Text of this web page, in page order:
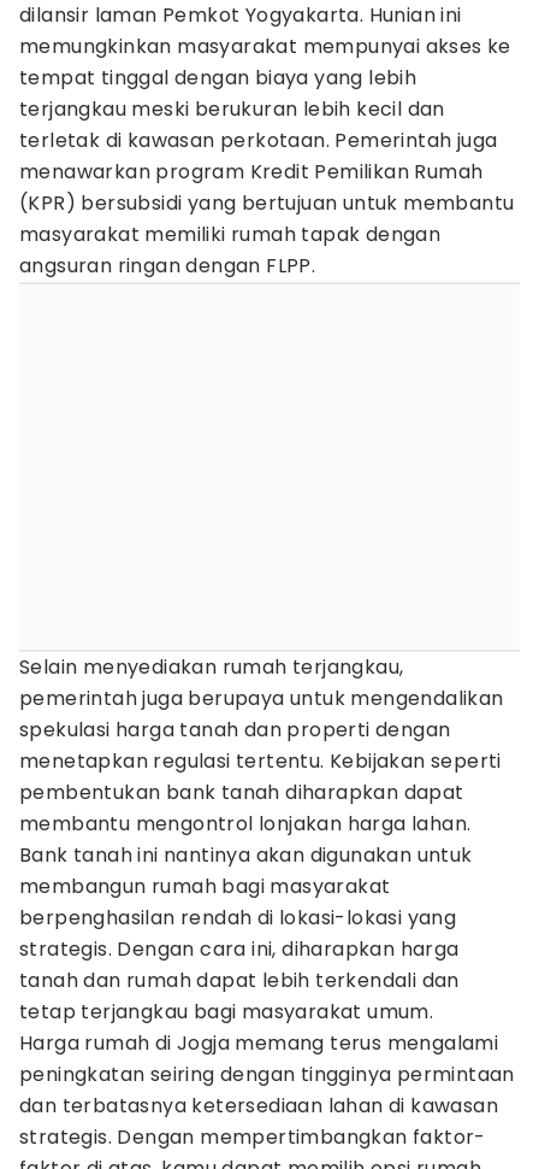
dilansir laman Pemkot Yogyakarta. Hunian ini
memungkinkan masyarakat mempunyai akses ke
tempat tinggal dengan biaya yang lebih
terjangkau meski berukuran lebih kecil dan
terletak di kawasan perkotaan. Pemerintah juga
menawarkan program Kredit Pemilikan Rumah
(KPR) bersubsidi yang bertujuan untuk membantu
masyarakat memiliki rumah tapak dengan
angsuran ringan dengan FLPP.
Selain menyediakan rumah terjangkau,
pemerintah juga berupaya untuk mengendalikan
spekulasi harga tanah dan properti dengan
menetapkan regulasi tertentu. Kebijakan seperti
pembentukan bank tanah diharapkan dapat
membantu mengontrol lonjakan harga lahan.
Bank tanah ini nantinya akan digunakan untuk
membangun rumah bagi masyarakat
berpenghasilan rendah di lokasi-lokasi yang
strategis. Dengan cara ini, diharapkan harga
tanah dan rumah dapat lebih terkendali dan
tetap terjangkau bagi masyarakat umum.
Harga rumah di Jogja memang terus mengalami
peningkatan seiring dengan tingginya permintaan
dan terbatasnya ketersediaan lahan di kawasan
strategis. Dengan mempertimbangkan faktor-